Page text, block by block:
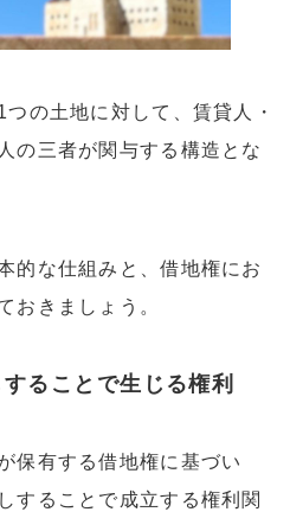
の土地に対して、賃貸人・
の三者が関与する構造とな
的な仕組みと、借地権にお
おきましょう。
ることで生じる権利
保有する借地権に基づい
することで成立する権利関